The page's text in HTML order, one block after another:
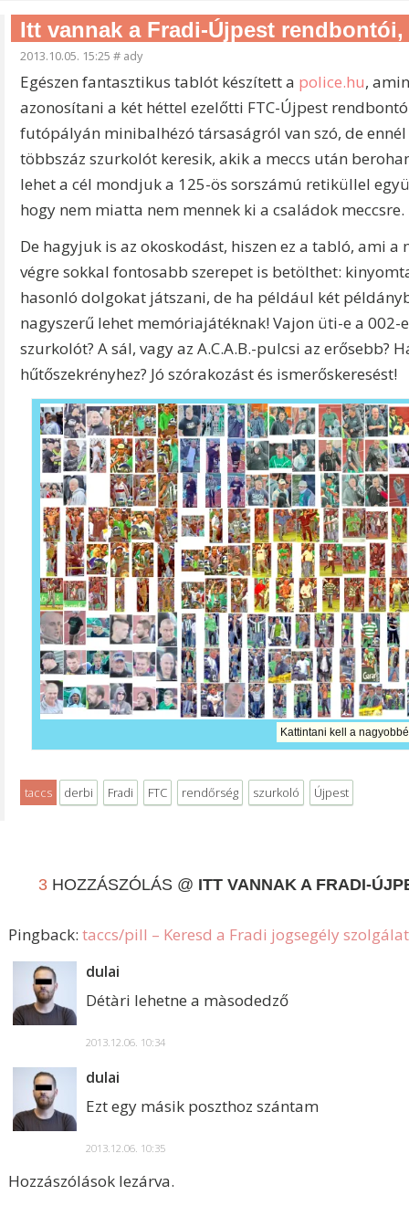
Itt vannak a Fradi-Újpest
2013.10.05. 15:25 # ady
Egészen fantasztikus tablót készített a police.hu,
azonosítani a két héttel ezelőtti FTC-Újpest
futópályán minibalhézó társaságról van szó, de
többszáz szurkolót keresik, akik a meccs után
lehet a cél mondjuk a 125-ös sorszámú retiküllel
hogy nem miatta nem mennek ki a családok meccsre.
De hagyjuk is az okoskodást, hiszen ez a tabló, ami
végre sokkal fontosabb szerepet is betölthet:
hasonló dolgokat játszani, de ha például két
nagyszerű lehet memóriajátéknak! Vajon üti-e a
szurkolót? A sál, vagy az A.C.A.B.-pulcsi az
hűtőszekrényhez? Jó szórakozást és ismerőskeresést!
Kattintani kell a
taccs derbi Fradi FTC rendőrség szurkoló Újpest
3 HOZZÁSZÓLÁS @ ITT VANNAK A FRADI-
Pingback: taccs/pill – Keresd a Fradi jogsegély
dulai
Détàri lehetne a màsodedző
2013.12.06. 10:34
dulai
Ezt egy másik poszthoz szántam
2013.12.06. 10:35
Hozzászólások lezárva.